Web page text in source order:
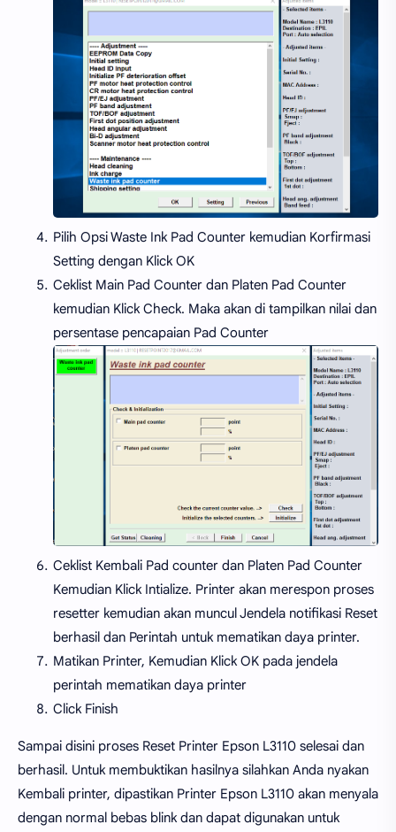
Pilih Opsi Waste Ink Pad Counter kemudian Korfirmasi
Setting dengan Klick OK
Ceklist Main Pad Counter dan Platen Pad Counter
kemudian Klick Check. Maka akan di tampilkan nilai dan
persentase pencapaian Pad Counter
Ceklist Kembali Pad counter dan Platen Pad Counter
Kemudian Klick Intialize. Printer akan merespon proses
resetter kemudian akan muncul Jendela notifikasi Reset
berhasil dan Perintah untuk mematikan daya printer.
Matikan Printer, Kemudian Klick OK pada jendela
perintah mematikan daya printer
Click Finish
Sampai disini proses Reset Printer Epson L3110 selesai dan
berhasil. Untuk membuktikan hasilnya silahkan Anda nyakan
Kembali printer, dipastikan Printer Epson L3110 akan menyala
dengan normal bebas blink dan dapat digunakan untuk